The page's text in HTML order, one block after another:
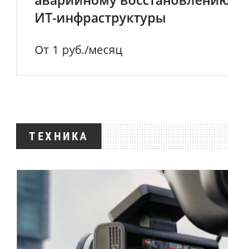
ИТ-инфраструктуры
От 1 руб./месяц
ТЕХНИКА